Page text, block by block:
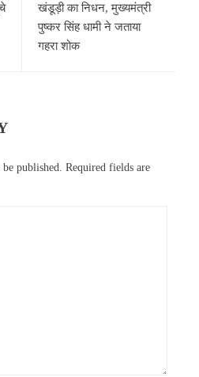
खंडूड़ी का निधन, मुख्यमंत्री
पुष्कर सिंह धामी ने जताया
गहरा शोक
published. Required fields are